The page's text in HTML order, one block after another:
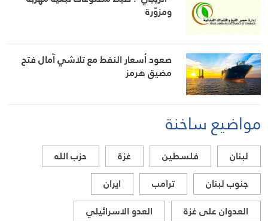
ومزوّرة
صعود أسعار النفط مع تلاشي آمال فتح
مضيق هرمز
مواضيع ساخنة
لبنان فلسطين غزة
حزب الله
جنوب لبنان
ترامب
ايران
العدوان على غزة
العدو الاسرائيلي